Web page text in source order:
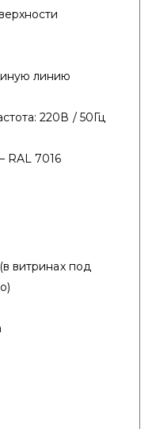
линию
220В / 50Гц
RAL 7016
витринах под